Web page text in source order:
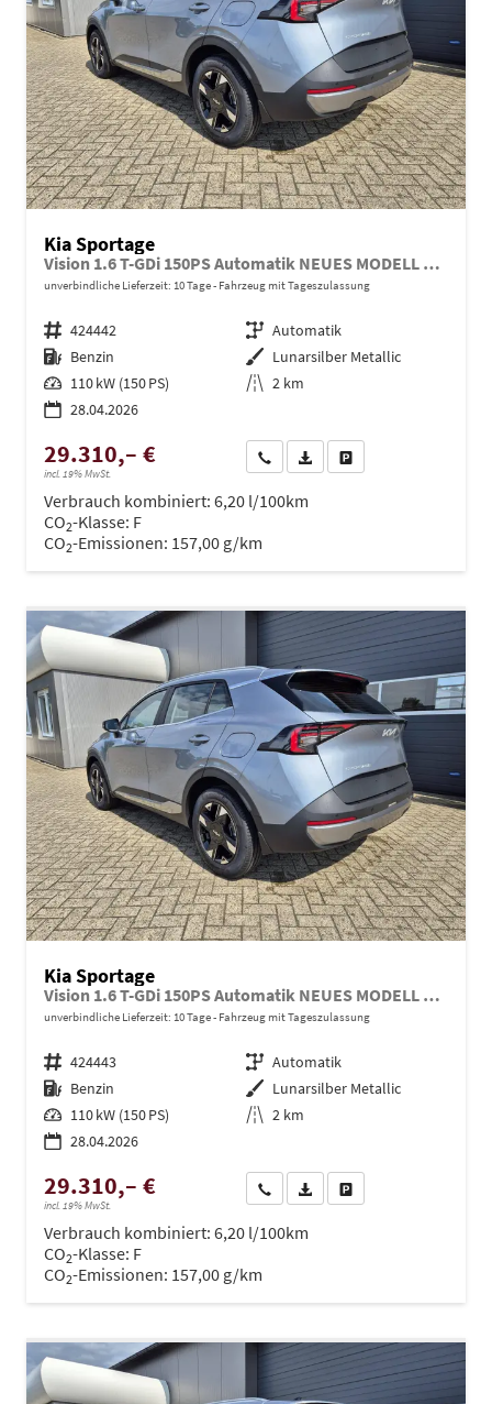
Kia Sportage
Vision 1.6 T-GDi 150PS Automatik NEUES MODELL MY26 FACELIFT Sitzheizung Lenkradheizung Klimaautomatik Navi Bluetooth Touchscreen Apple CarPlay Android Auto PDC v+h 17"LM Rückf.Kamera ACC 2x Keyless
unverbindliche Lieferzeit: 10 Tage Fahrzeug mit Tageszulassung
Fahrzeugnr. 424442 Getriebe Automatik
Kraftstoff Benzin Außenfarbe Lunarsilber Metallic
Leistung 110 kW (150 PS) Kilometerstand 2 km
28.04.2026
29.310,– €
incl. 19% MwSt.
Wir rufen Sie anPDF-Datei, Fahrzeugexposé
Verbrauch kombiniert: 6,20 l/100km
CO2-Klasse: F
CO2-Emissionen: 157,00 g/km
Kia Sportage
Vision 1.6 T-GDi 150PS Automatik NEUES MODELL MY26 FACELIFT Sitzheizung Lenkradheizung Klimaautomatik Navi Bluetooth Touchscreen Apple CarPlay Android Auto PDC v+h 17"LM Rückf.Kamera ACC 2x Keyless
unverbindliche Lieferzeit: 10 Tage Fahrzeug mit Tageszulassung
Fahrzeugnr. 424443 Getriebe Automatik
Kraftstoff Benzin Außenfarbe Lunarsilber Metallic
Leistung 110 kW (150 PS) Kilometerstand 2 km
28.04.2026
29.310,– €
incl. 19% MwSt.
Wir rufen Sie anPDF-Datei, Fahrzeugexposé
Verbrauch kombiniert: 6,20 l/100km
CO2-Klasse: F
CO2-Emissionen: 157,00 g/km